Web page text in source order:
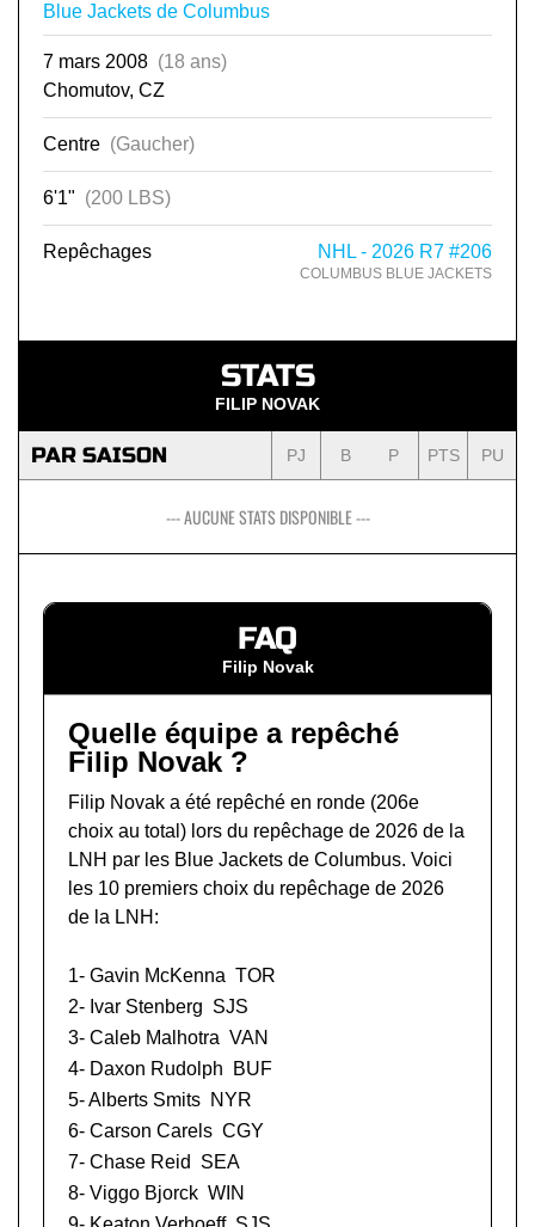
Blue Jackets de Columbus
7 mars 2008 (18 ans)
Chomutov, CZ
Centre (Gaucher)
6'1" (200 LBS)
Repêchages NHL - 2026 R7 #206
COLUMBUS BLUE JACKETS
STATS
FILIP NOVAK
PAR SAISON PJ B P PTS PU
--- AUCUNE STATS DISPONIBLE ---
FAQ
Filip Novak
Quelle équipe a repêché
Filip Novak ?
Filip Novak a été repêché en ronde (206e
choix au total) lors du repêchage de 2026 de la
LNH par les Blue Jackets de Columbus. Voici
les 10 premiers choix du repêchage de 2026
de la LNH:
1- Gavin McKenna TOR
2- Ivar Stenberg SJS
3- Caleb Malhotra VAN
4- Daxon Rudolph
BUF
5-Alberts Smits NYR
6- Carson Carels CGY
7- Chase Reid
SEA
8- Viggo Bjorck WIN